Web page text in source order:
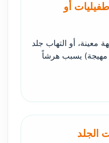
طفيليات أو
معينة، أو التهاب جلد
يسبب هرشاً